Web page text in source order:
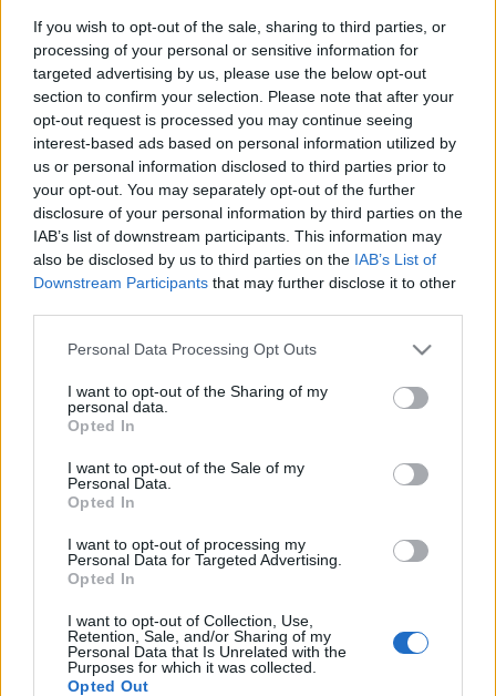
If you wish to opt-out of the sale, sharing to third parties, or
processing of your personal or sensitive information for
targeted advertising by us, please use the below opt-out
section to confirm your selection. Please note that after your
opt-out request is processed you may continue seeing
interest-based ads based on personal information utilized by
us or personal information disclosed to third parties prior to
your opt-out. You may separately opt-out of the further
disclosure of your personal information by third parties on the
IAB’s list of downstream participants. This information may
also be disclosed by us to third parties on the IAB’s List of
Downstream Participants that may further disclose it to other
Please note that this website/app uses one or more Google
not limited to your visit or usage behaviour. You may click to
grant or deny consent to Google and its third-party tags to
use your data for below specified purposes in below Google
consent section.
Personal Data Processing Opt Outs
I want to opt-out of the Sharing of my
personal data.
Opted In
I want to opt-out of the Sale of my
Personal Data.
Opted In
I want to opt-out of processing my
Personal Data for Targeted Advertising.
Opted In
I want to opt-out of Collection, Use,
Retention, Sale, and/or Sharing of my
Personal Data that Is Unrelated with the
Purposes for which it was collected.
Opted Out
Tavaly év végén egy konferenciáról lopták el kedvenc
táskámmal együtt azt…
Kell-e nekem az új Macbook Air?
hírbehozó•2010. november 09.
Előjáték: úgy másfél éve döntöttem el, hogy én
bizony soha többet nem fogok magammal cipelni
laptopnak álcázott betontéglákat. Azóta keresem a
jó és a még jobb választást a netbookok között... Egy
MSI Wind és egy új Macbook Air Mint korábban is
írtam, számomra…